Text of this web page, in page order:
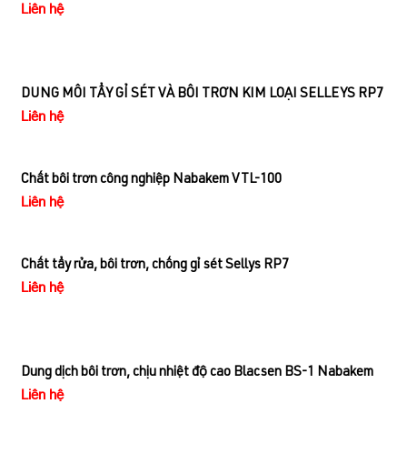
Liên hệ
DUNG MÔI TẨY GỈ SÉT VÀ BÔI TRƠN KIM LOẠI SELLEYS RP7
Liên hệ
Chất bôi trơn công nghiệp Nabakem VTL-100
Liên hệ
Chất tẩy rửa, bôi trơn, chống gỉ sét Sellys RP7
Liên hệ
Dung dịch bôi trơn, chịu nhiệt độ cao Blacsen BS-1 Nabakem
Liên hệ